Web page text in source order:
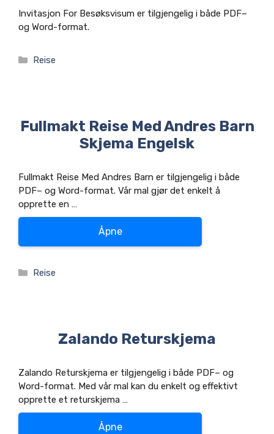
Invitasjon For Besøksvisum er tilgjengelig i både PDF–
og Word-format.
Kategorier
Reise
Fullmakt Reise Med Andres Barn
Skjema Engelsk
Fullmakt Reise Med Andres Barn er tilgjengelig i både
PDF– og Word-format. Vår mal gjør det enkelt å
opprette en …
Åpne
Kategorier
Reise
Zalando Returskjema
Zalando Returskjema er tilgjengelig i både PDF– og
Word-format. Med vår mal kan du enkelt og effektivt
opprette et returskjema …
Åpne